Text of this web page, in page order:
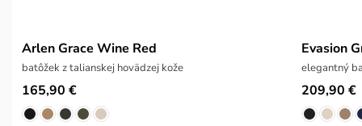
Arlen Grace Wine Red
batôžek z talianskej hovädzej kože
165,90 €
Evasion
elegantný
209,90 €